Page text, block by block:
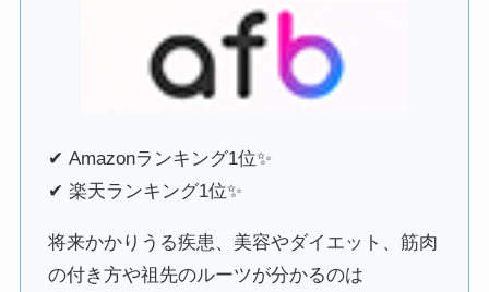
✔ Amazonランキング1位✨
✔ 楽天ランキング1位✨
将来かかりうる疾患、美容やダイエット、筋肉
の付き方や祖先のルーツが分かるのは